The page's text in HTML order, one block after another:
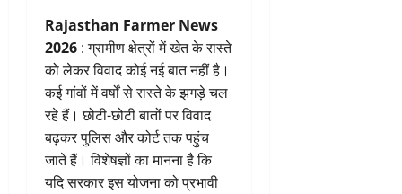
Rajasthan Farmer News
2026 : ग्रामीण क्षेत्रों में खेत के रास्ते
को लेकर विवाद कोई नई बात नहीं है।
कई गांवों में वर्षों से रास्ते के झगड़े चल
रहे हैं। छोटी-छोटी बातों पर विवाद
बढ़कर पुलिस और कोर्ट तक पहुंच
जाते हैं। विशेषज्ञों का मानना है कि
यदि सरकार इस योजना को प्रभावी